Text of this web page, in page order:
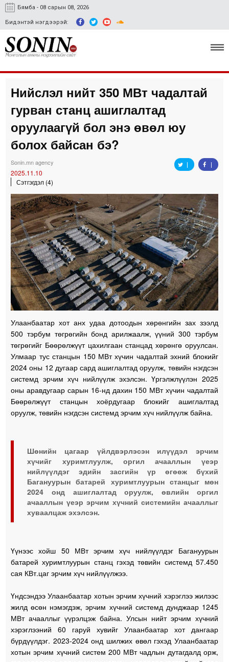
Бямба - 08 сарын 08, 2026
Бидэнтэй нэгдээрэй:
Улс төр, эдийн засаг
Гэмт хэрэг
Нийслэл нийт 350 МВт чадалтай
гурван станц ашиглалтад
оруулаагүй бол энэ өвөл юу
болох байсан бэ?
Sonin.mn agency
2025.11.10
Сэтгэгдэл (4)
Улаанбаатар хот анх удаа дотоодын хөрөнгийн зах зээлд
500 тэрбум төгрөгийн бонд арилжаалж, үүний 300 тэрбум
төгрөгийг Бөөрөлжүүт цахилгаан станцад хөрөнгө оруулсан.
Улмаар тус станцын 150 МВт хүчин чадалтай эхний блокийг
2024 оны 12 дугаар сард ашиглалтад оруулж, төвийн нэгдсэн
системд эрчим хүч нийлүүлж эхэлсэн. Үргэлжлүүлэн 2025
оны аравдугаар сарын 16-нд дахин 150 МВт хүчин чадалтай
Бөөрөлжүүт станцын хоёрдугаар блокийг ашиглалтад
оруулж, төвийн нэгдсэн системд эрчим хүч нийлүүлж байна.
Шөнийн цагаар үйлдвэрлэсэн илүүдэл эрчим
хүчийг хуримтлуулж, оргил ачааллын үеэр
нийлүүлдэг эдийн засгийн үр өгөөж бүхий
Багануурын батарей хуримтлуурын станцыг мөн
2024 онд ашиглалтад оруулж, өвлийн оргил
ачааллын үеэр эрчим хүчний системийн ачааллыг
хуваалцаж эхэлсэн.
Үүнээс хойш 50 МВт эрчим хүч нийлүүлдэг Багануурын
батарей хуримтлуурын станц гэхэд төвийн системд 57.450
сая КВт.цаг эрчим хүч нийлүүлжээ.
Үндсэндээ Улаанбаатар хотын эрчим хүчний хэрэглээ жилээс
жилд өсөн нэмэгдэж, эрчим хүчний системд дунджаар 1245
МВт ачааллыг үүрэлцэж байна. Улсын нийт эрчим хүчний
хэрэглээний 60 гаруй хувийг Улаанбаатар хот дангаар
бүрдүүлдэг. 2023-2024 онд шилжих өвөл гэхэд Улаанбаатар
хотын эрчим хүчний систем 200 МВт чадлын дутагдалд орж,